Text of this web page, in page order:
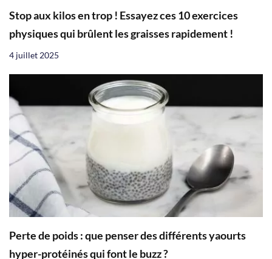
Stop aux kilos en trop ! Essayez ces 10 exercices
physiques qui brûlent les graisses rapidement !
4 juillet 2025
Perte de poids : que penser des différents yaourts
hyper-protéinés qui font le buzz ?